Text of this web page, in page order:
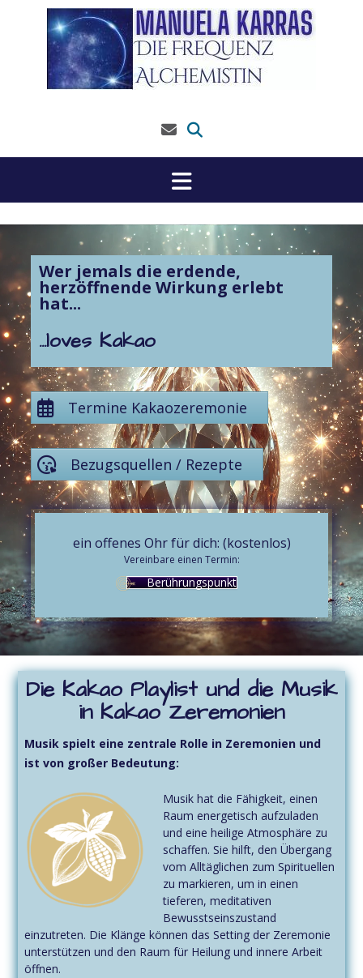
Wer jemals die erdende,
herzöffnende Wirkung erlebt
hat...
...loves Kakao
Termine Kakaozeremonie
Bezugsquellen / Rezepte
ein offenes Ohr für dich: (kostenlos)
Vereinbare einen Termin:
Berührungspunkt
Die Kakao Playlist und die Musik
in Kakao Zeremonien
Musik spielt eine zentrale Rolle in Zeremonien und
ist von großer Bedeutung:
Musik hat die Fähigkeit, einen
Raum energetisch aufzuladen
und eine heilige Atmosphäre zu
schaffen. Sie hilft, den Übergang
vom Alltäglichen zum Spirituellen
zu markieren, um in einen
tieferen, meditativen
Bewusstseinszustand
einzutreten. Die Klänge können das Setting der Zeremonie
unterstützen und den Raum für Heilung und innere Arbeit
öffnen.